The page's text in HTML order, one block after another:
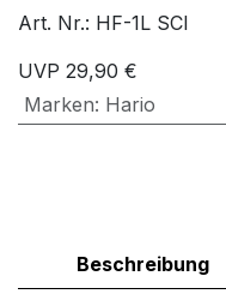
Art. Nr.: HF-1L SCI
UVP 29,90 €
Marken: Hario
Beschreibung